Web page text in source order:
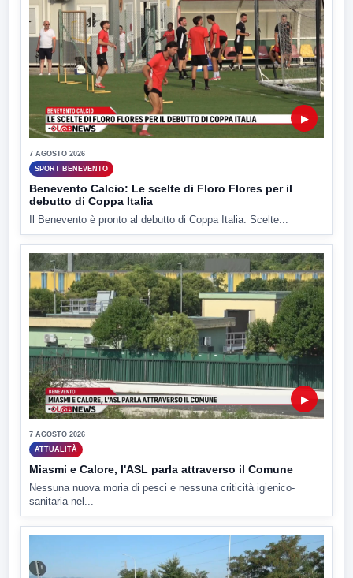
▶
7 AGOSTO 2026
SPORT BENEVENTO
Benevento Calcio: Le scelte di Floro Flores per il
debutto di Coppa Italia
Il Benevento è pronto al debutto di Coppa Italia. Scelte...
▶
7 AGOSTO 2026
ATTUALITÀ
Miasmi e Calore, l'ASL parla attraverso il Comune
Nessuna nuova moria di pesci e nessuna criticità igienico-
sanitaria nel...